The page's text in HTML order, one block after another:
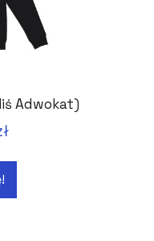
Adwokat)